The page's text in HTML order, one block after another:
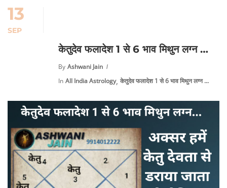
13
SEP
केतुदेव फलादेश 1 से 6 भाव मिथुन लग्न …
By Ashwani Jain
In All India Astrology, केतुदेव फलादेश 1 से 6 भाव मिथुन लग्न ...